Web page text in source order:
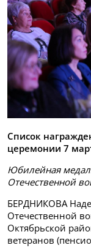
Список
церемонии 7
Юбилейная
Отечественной
БЕРДНИКОВА
Отечественной
Октябрьской
ветеранов